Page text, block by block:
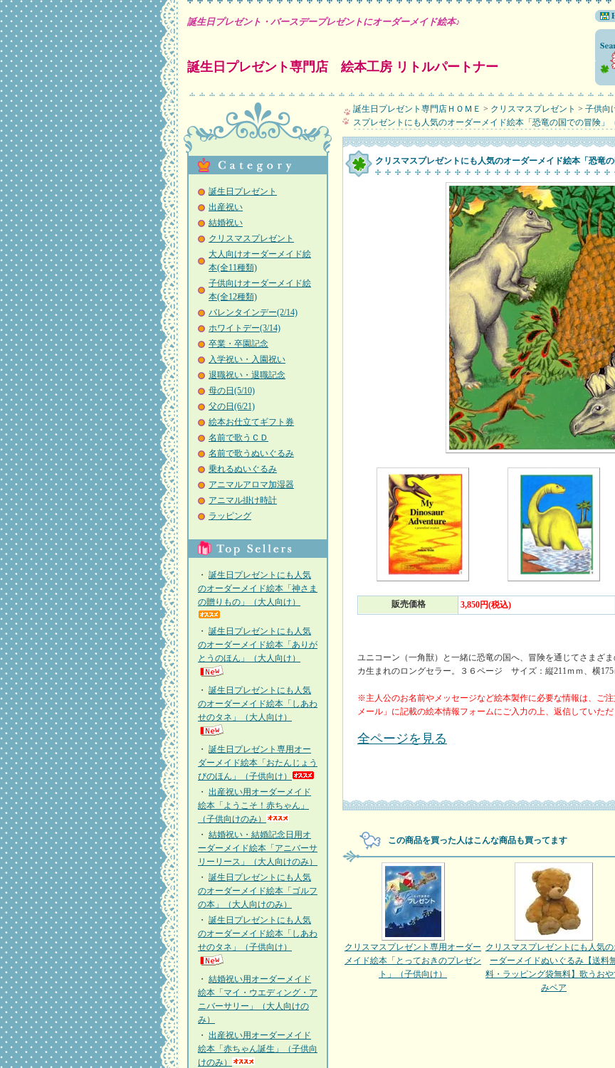
誕生日プレゼント・バースデープレゼントにオーダーメイド絵本♪
誕生日プレゼント専門店 絵本工房 リトルパートナー
誕生日プレゼント
出産祝い
結婚祝い
クリスマスプレゼント
大人向けオーダーメイド絵
本(全11種類)
子供向けオーダーメイド絵
本(全12種類)
バレンタインデー(2/14)
ホワイトデー(3/14)
卒業・卒園記念
入学祝い・入園祝い
退職祝い・退職記念
母の日(5/10)
父の日(6/21)
絵本お仕立てギフト券
名前で歌うＣＤ
名前で歌うぬいぐるみ
乗れるぬいぐるみ
アニマルアロマ加湿器
アニマル掛け時計
ラッピング
・ 誕生日プレゼントにも人気
のオーダーメイド絵本「神さま
の贈りもの」（大人向け）
・ 誕生日プレゼントにも人気
のオーダーメイド絵本「ありが
とうのほん」（大人向け）
・ 誕生日プレゼントにも人気
のオーダーメイド絵本「しあわ
せのタネ」（大人向け）
・ 誕生日プレゼント専用オー
ダーメイド絵本「おたんじょう
びのほん」（子供向け）
・ 出産祝い用オーダーメイド
絵本「ようこそ！赤ちゃん」
（子供向けのみ）
・ 結婚祝い・結婚記念日用オ
ーダーメイド絵本「アニバーサ
リーリース」（大人向けのみ）
・ 誕生日プレゼントにも人気
のオーダーメイド絵本「ゴルフ
の本」（大人向けのみ）
・ 誕生日プレゼントにも人気
のオーダーメイド絵本「しあわ
せのタネ」（子供向け）
・ 結婚祝い用オーダーメイド
絵本「マイ・ウエディング・ア
ニバーサリー」（大人向けの
み）
・ 出産祝い用オーダーメイド
絵本「赤ちゃん誕生」（子供向
けのみ）
誕生日プレゼント専門店ＨＯＭＥ > クリスマスプレゼント > 子供向
スプレゼントにも人気のオーダーメイド絵本「恐竜の国での冒険」
クリスマスプレゼントにも人気のオーダーメイド絵本「恐竜
販売価格 3,850円(税込)
ユニコーン（一角獣）と一緒に恐竜の国へ、冒険を通じてさまざ
カ生まれのロングセラー。３６ページ サイズ：縦211ｍｍ、横175
※主人公のお名前やメッセージなど絵本製作に必要な情報は、ご
メール」に記載の絵本情報フォームにご入力の上、返信していただ
全ページを見る
この商品を買った人はこんな商品も買ってます
クリスマスプレゼント専用オーダー
メイド絵本「とっておきのプレゼン
ト」（子供向け）
クリスマスプレゼントにも人気の
ーダーメイドぬいぐるみ【送料
料・ラッピング袋無料】歌うお
みベア